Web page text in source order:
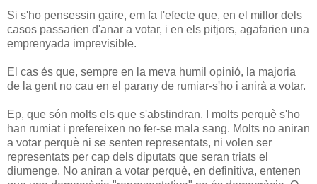
Si s'ho pensessin gaire, em fa l'efecte que, en el millor dels
casos passarien d'anar a votar, i en els pitjors, agafarien una
emprenyada imprevisible.
El cas és que, sempre en la meva humil opinió, la majoria
de la gent no cau en el parany de rumiar-s'ho i anirà a votar.
Ep, que són molts els que s'abstindran. I molts perquè s'ho
han rumiat i prefereixen no fer-se mala sang. Molts no aniran
a votar perquè ni se senten representats, ni volen ser
representats per cap dels diputats que seran triats el
diumenge. No aniran a votar perquè, en definitiva, entenen